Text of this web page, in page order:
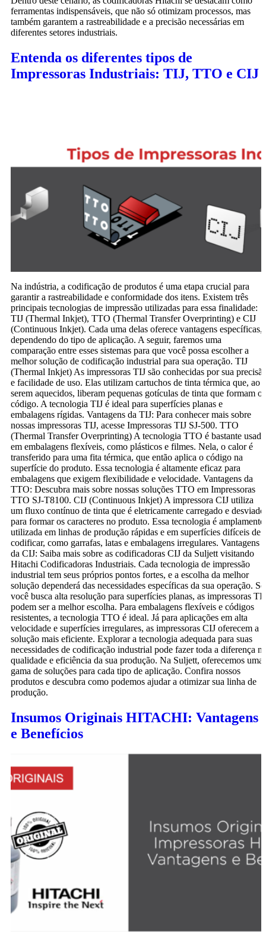
ferramentas indispensáveis, que não só otimizam processos, mas
também garantem a rastreabilidade e a precisão necessárias em
diferentes setores industriais.
Entenda os diferentes tipos de
Impressoras Industriais: TIJ, TTO e CIJ
Na indústria, a codificação de produtos é uma etapa crucial para
garantir a rastreabilidade e conformidade dos itens. Existem três
principais tecnologias de impressão utilizadas para essa finalidade:
TIJ (Thermal Inkjet), TTO (Thermal Transfer Overprinting) e CIJ
(Continuous Inkjet). Cada uma delas oferece vantagens específicas,
dependendo do tipo de aplicação. A seguir, faremos uma
comparação entre esses sistemas para que você possa escolher a
melhor solução de codificação industrial para sua operação. TIJ
(Thermal Inkjet) As impressoras TIJ são conhecidas por sua
e facilidade de uso. Elas utilizam cartuchos de tinta térmica que, ao
serem aquecidos, liberam pequenas gotículas de tinta que formam o
código. A tecnologia TIJ é ideal para superfícies planas e
embalagens rígidas. Vantagens da TIJ: Para conhecer mais sobre
nossas impressoras TIJ, acesse Impressoras TIJ SJ-500. TTO
(Thermal Transfer Overprinting) A tecnologia TTO é bastante usada
em embalagens flexíveis, como plásticos e filmes. Nela, o calor é
transferido para uma fita térmica, que então aplica o código na
superfície do produto. Essa tecnologia é altamente eficaz para
embalagens que exigem flexibilidade e velocidade. Vantagens da
TTO: Descubra mais sobre nossas soluções TTO em Impressoras
TTO SJ-T8100. CIJ (Continuous Inkjet) A impressora CIJ utiliza
um fluxo contínuo de tinta que é eletricamente carregado e desviado
para formar os caracteres no produto. Essa tecnologia é amplamente
utilizada em linhas de produção rápidas e em superfícies difíceis de
codificar, como garrafas, latas e embalagens irregulares. Vantagens
da CIJ: Saiba mais sobre as codificadoras CIJ da Suljett visitando
Hitachi Codificadoras Industriais. Cada tecnologia de impressão
industrial tem seus próprios pontos fortes, e a escolha da melhor
solução dependerá das necessidades específicas da sua operação. Se
você busca alta resolução para superfícies planas, as impressoras TIJ
podem ser a melhor escolha. Para embalagens flexíveis e códigos
resistentes, a tecnologia TTO é ideal. Já para aplicações em alta
velocidade e superfícies irregulares, as impressoras CIJ oferecem a
solução mais eficiente. Explorar a tecnologia adequada para suas
necessidades de codificação industrial pode fazer toda a diferença na
qualidade e eficiência da sua produção. Na Suljett, oferecemos uma
gama de soluções para cada tipo de aplicação. Confira nossos
produtos e descubra como podemos ajudar a otimizar sua linha de
produção.
Insumos Originais HITACHI: Vantagens
e Benefícios